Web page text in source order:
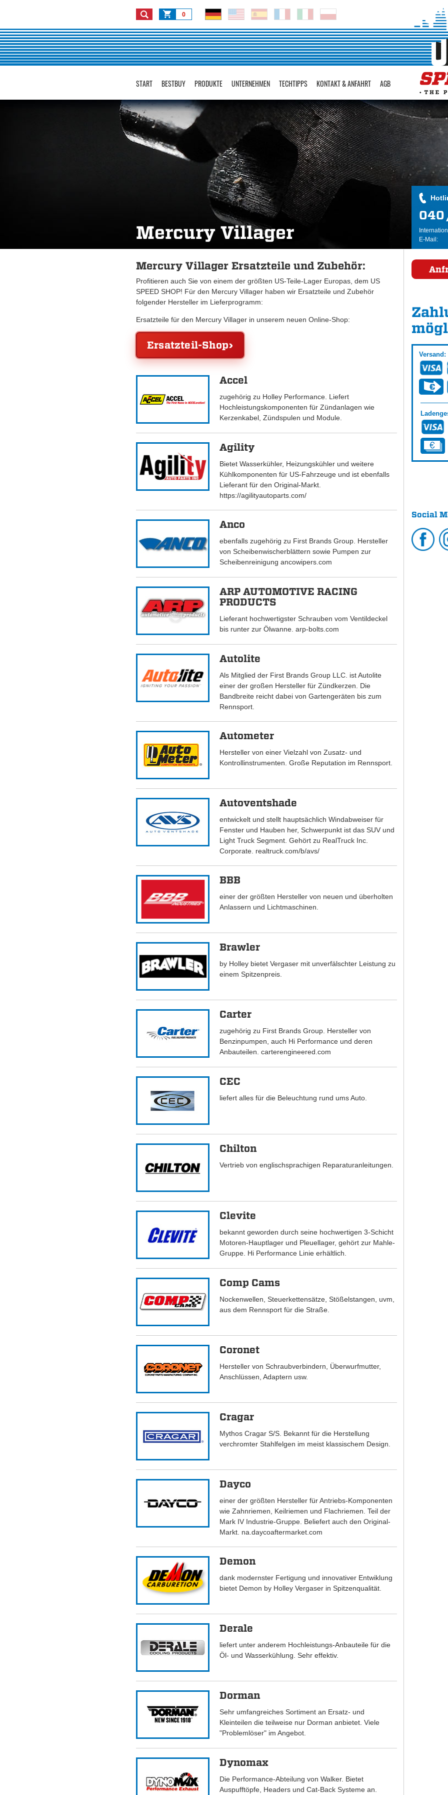
0
START BESTBUY PRODUKTE UNTERNEHMEN TECHTIPPS KONTAKT & ANFAHRT AGB
Mercury Villager
040
E-Mail:
Mercury Villager Ersatzteile und Zubehör:
Profitieren auch Sie von einem der größten US-Teile-Lager Europas, dem US
SPEED SHOP! Für den Mercury Villager haben wir Ersatzteile und Zubehör
folgender Hersteller im Lieferprogramm:
Ersatzteile für den Mercury Villager in unserem neuen Online-Shop:
Ersatzteil-Shop
Accel
zugehörig zu Holley Performance. Liefert
Hochleistungskomponenten für Zündanlagen wie
Kerzenkabel, Zündspulen und Module.
Agility
Bietet Wasserkühler, Heizungskühler und weitere
Kühlkomponenten für US-Fahrzeuge und ist ebenfalls
Lieferant für den Original-Markt.
https://agilityautoparts.com/
Anco
ebenfalls zugehörig zu First Brands Group. Hersteller
von Scheibenwischerblättern sowie Pumpen zur
Scheibenreinigung ancowipers.com
ARP AUTOMOTIVE RACING
PRODUCTS
Lieferant hochwertigster Schrauben vom Ventildeckel
bis runter zur Ölwanne. arp-bolts.com
Autolite
Als Mitglied der First Brands Group LLC. ist Autolite
einer der großen Hersteller für Zündkerzen. Die
Bandbreite reicht dabei von Gartengeräten bis zum
Rennsport.
Autometer
Hersteller von einer Vielzahl von Zusatz- und
Kontrollinstrumenten. Große Reputation im Rennsport.
Autoventshade
entwickelt und stellt hauptsächlich Windabweiser für
Fenster und Hauben her, Schwerpunkt ist das SUV und
Light Truck Segment. Gehört zu RealTruck Inc.
Corporate. realtruck.com/b/avs/
BBB
einer der größten Hersteller von neuen und überholten
Anlassern und Lichtmaschinen.
Brawler
by Holley bietet Vergaser mit unverfälschter Leistung zu
einem Spitzenpreis.
Carter
zugehörig zu First Brands Group. Hersteller von
Benzinpumpen, auch Hi Performance und deren
Anbauteilen. carterengineered.com
CEC
liefert alles für die Beleuchtung rund ums Auto.
Chilton
Vertrieb von englischsprachigen Reparaturanleitungen.
Clevite
bekannt geworden durch seine hochwertigen 3-Schicht
Motoren-Hauptlager und Pleuellager, gehört zur Mahle-
Gruppe. Hi Performance Linie erhältlich.
Comp Cams
Nockenwellen, Steuerkettensätze, Stößelstangen, uvm,
aus dem Rennsport für die Straße.
Coronet
Hersteller von Schraubverbindern, Überwurfmutter,
Anschlüssen, Adaptern usw.
Cragar
Mythos Cragar S/S. Bekannt für die Herstellung
verchromter Stahlfelgen im meist klassischem Design.
Dayco
einer der größten Hersteller für Antriebs-Komponenten
wie Zahnriemen, Keilriemen und Flachriemen. Teil der
Mark IV Industrie-Gruppe. Beliefert auch den Original-
Markt. na.daycoaftermarket.com
Demon
dank modernster Fertigung und innovativer Entwiklung
bietet Demon by Holley Vergaser in Spitzenqualität.
Derale
liefert unter anderem Hochleistungs-Anbauteile für die
Öl- und Wasserkühlung. Sehr effektiv.
Dorman
Sehr umfangreiches Sortiment an Ersatz- und
Kleinteilen die teilweise nur Dorman anbietet. Viele
"Problemlöser" im Angebot.
Dynomax
Die Performance-Abteilung von Walker. Bietet
Auspufftöpfe, Headers und Cat-Back Systeme an.
Versand:
Social